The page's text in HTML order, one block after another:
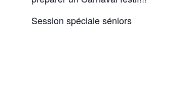
Session spéciale séniors